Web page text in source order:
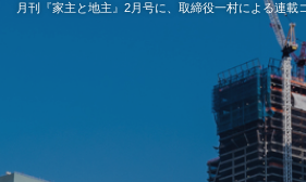
月刊『家主と地主』2月号に、取締役一村による連載